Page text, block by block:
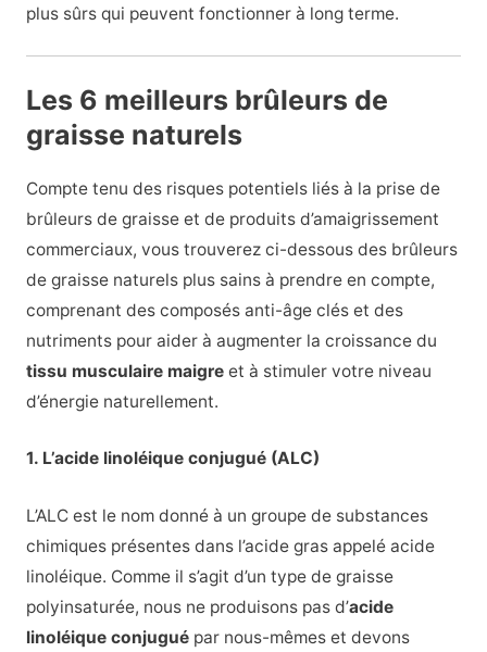
plus sûrs qui peuvent fonctionner à long terme.
Les 6 meilleurs brûleurs de
graisse naturels
Compte tenu des risques potentiels liés à la prise de
brûleurs de graisse et de produits d’amaigrissement
commerciaux, vous trouverez ci-dessous des brûleurs
de graisse naturels plus sains à prendre en compte,
comprenant des composés anti-âge clés et des
nutriments pour aider à augmenter la croissance du
tissu musculaire maigre et à stimuler votre niveau
d’énergie naturellement.
1. L’acide linoléique conjugué (ALC)
L’ALC est le nom donné à un groupe de substances
chimiques présentes dans l’acide gras appelé acide
linoléique. Comme il s’agit d’un type de graisse
polyinsaturée, nous ne produisons pas d’acide
linoléique conjuguépar nous-mêmes et devons